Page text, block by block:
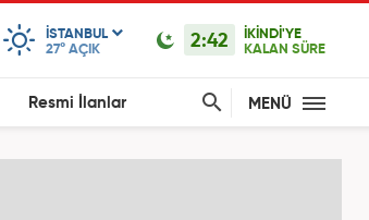
ISTANBUL
27° AÇIK 2:42
İKİNDİ'YE
KALAN SÜRE
Resmi İlanlar MENÜ